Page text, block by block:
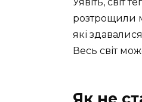
Уявіть, світ
розтрощили
які
Весь світ